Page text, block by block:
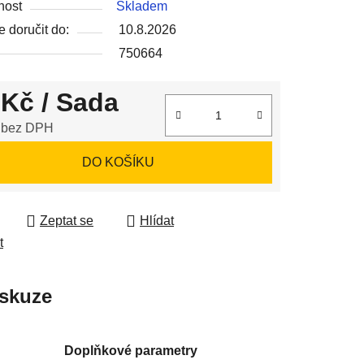
Skladem
doručit do:
10.8.2026
750664
/ Sada
DPH
DO KOŠÍKU
Zeptat se
Hlídat
Doplňkové parametry